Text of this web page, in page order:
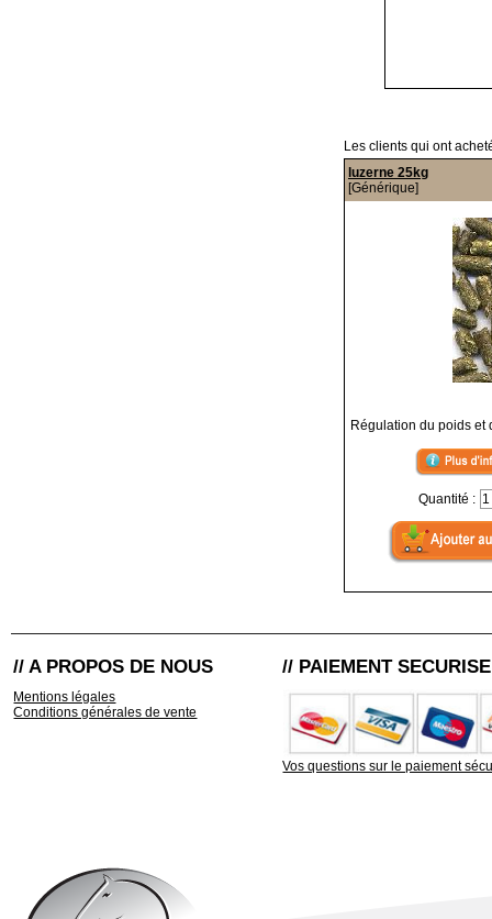
Les clients qui ont
luzerne 25kg
[Générique]
Régulation du poids et
Quantité :
// A PROPOS DE NOUS
Mentions légales
Conditions générales de vente
// PAIEMENT SECURISE
Vos questions sur le paiement